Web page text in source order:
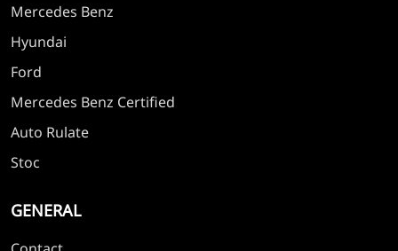
Mercedes Benz
Hyundai
Ford
Mercedes Benz Certified
Auto Rulate
Stoc
GENERAL